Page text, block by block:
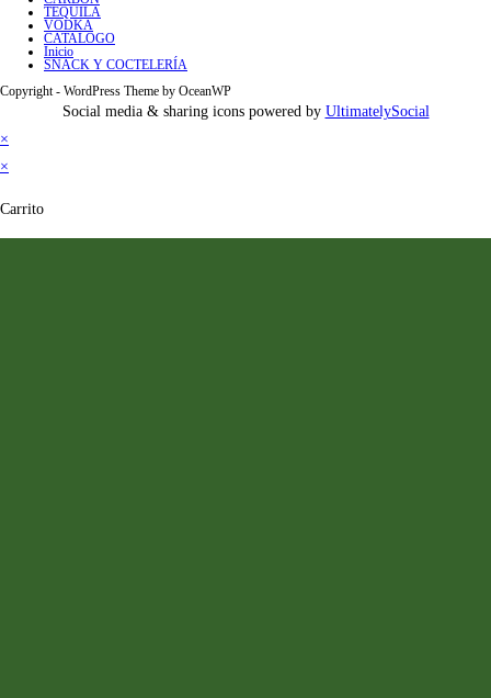
TEQUILA
VODKA
CATALOGO
Inicio
SNACK Y COCTELERÍA
Copyright - WordPress Theme by OceanWP
Social media & sharing icons powered by UltimatelySocial
×
×
Carrito